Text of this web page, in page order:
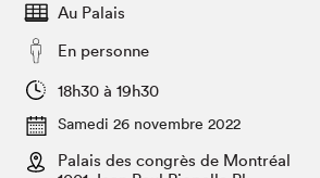
Espace médias
Espace exposant⋅e⋅s
Club de lecture Braindate
Nous connaître
Projets partenaires 2022
Archives
Au Palais
En personne
18h30 à 19h30
Samedi 26 novembre 2022
Palais des congrès de Montréal